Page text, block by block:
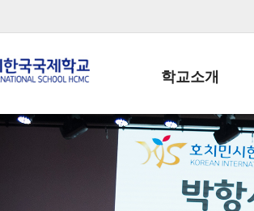
학교소개
학교장인사말
학생회장인사말
학교상징